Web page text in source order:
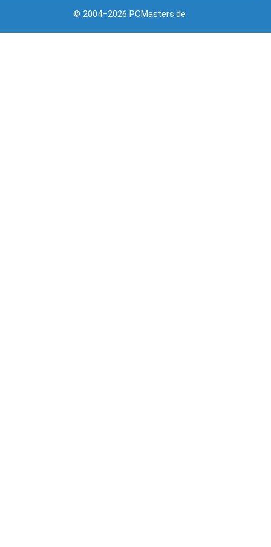
© 2004–2026 PCMasters.de